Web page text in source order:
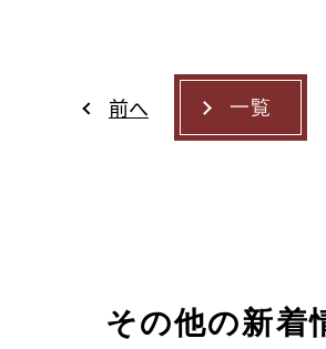
前へ 一覧
その他の新着